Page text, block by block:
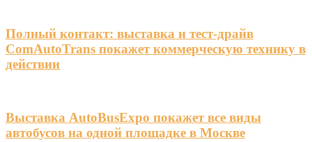
Полный контакт: выставка и тест-драйв
ComAutoTrans покажет коммерческую технику в
действии
Выставка AutoBusExpo покажет все виды
автобусов на одной площадке в Москве